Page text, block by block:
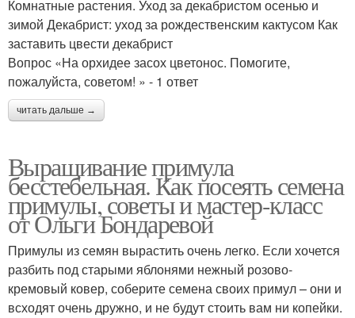
Комнатные растения. Уход за декабристом осенью и
зимой Декабрист: уход за рождественским кактусом Как
заставить цвести декабрист
Вопрос «На орхидее засох цветонос. Помогите,
пожалуйста, советом! » - 1 ответ
читать дальше →
Выращивание примула
бесстебельная. Как посеять семена
примулы, советы и мастер-класс
от Ольги Бондаревой
Примулы из семян вырастить очень легко. Если хочется
разбить под старыми яблонями нежный розово-
кремовый ковер, соберите семена своих примул – они и
всходят очень дружно, и не будут стоить вам ни копейки.